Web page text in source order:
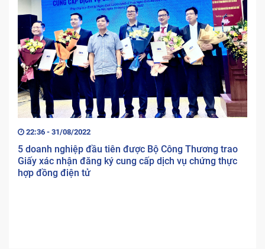
22:36 - 31/08/2022
5 doanh nghiệp đầu tiên được Bộ Công Thương trao
Giấy xác nhận đăng ký cung cấp dịch vụ chứng thực
hợp đồng điện tử